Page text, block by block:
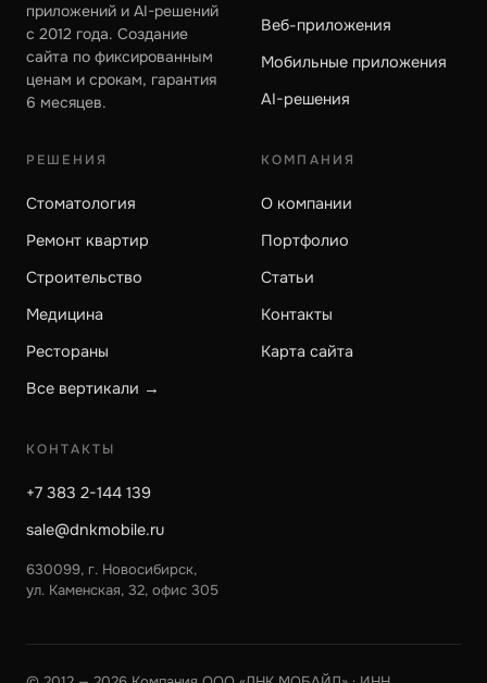
приложений и AI-решений
с 2012 года. Создание
сайта по фиксированным
ценам и срокам, гарантия
6 месяцев.
Веб-приложения
Мобильные приложения
AI-решения
РЕШЕНИЯ
Стоматология
Ремонт квартир
Строительство
Медицина
Рестораны
Все вертикали →
КОМПАНИЯ
О компании
Портфолио
Статьи
Контакты
Карта сайта
КОНТАКТЫ
+7 383 2-144 139
sale@dnkmobile.ru
630099, г. Новосибирск,
ул. Каменская, 32, офис 305